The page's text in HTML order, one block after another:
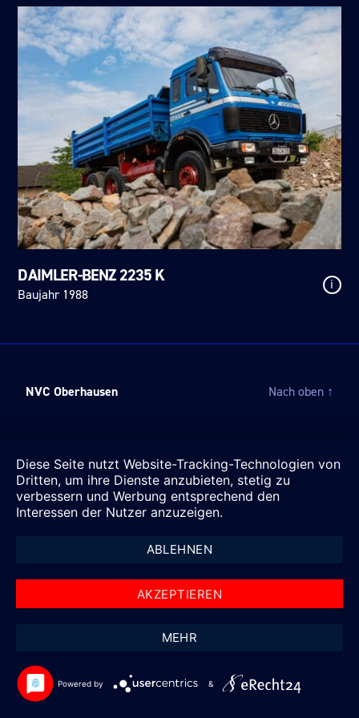
DAIMLER-BENZ 2235 K
Baujahr 1988
i
NVC Oberhausen Nach oben ↑
Diese Seite nutzt Website-Tracking-Technologien von
Dritten, um ihre Dienste anzubieten, stetig zu
verbessern und Werbung entsprechend den
Interessen der Nutzer anzuzeigen.
ABLEHNEN
AKZEPTIEREN
MEHR
Powered by &